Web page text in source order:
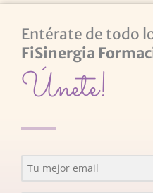
Entérate de todo
FiSinergia
Únete!